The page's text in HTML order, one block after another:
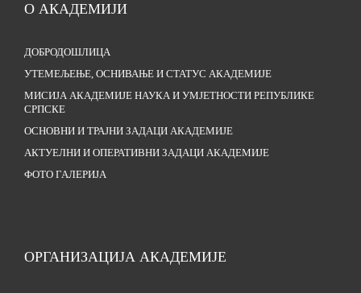
О АКАДЕМИЈИ
ДОБРОДОШЛИЦА
УТЕМЕЉЕЊЕ, ОСНИВАЊЕ И СТАТУС АКАДЕМИЈЕ
МИСИЈА АКАДЕМИЈЕ НАУКА И УМЈЕТНОСТИ РЕПУБЛИКЕ
СРПСКЕ
ОСНОВНИ И ТРАЈНИ ЗАДАЦИ АКАДЕМИЈЕ
АКТУЕЛНИ И ОПЕРАТИВНИ ЗАДАЦИ АКАДЕМИЈЕ
ФОТО ГАЛЕРИЈА
ОРГАНИЗАЦИЈА АКАДЕМИЈЕ